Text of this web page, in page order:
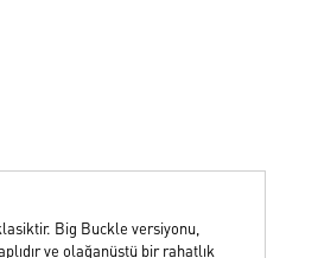
Big Buckle versiyonu,
ve olağanüstü bir rahatlık